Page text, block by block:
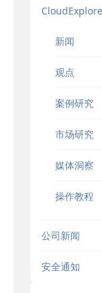
新闻
观点
案例研究
市场研究
媒体洞察
操作教程
公司新闻
安全通知